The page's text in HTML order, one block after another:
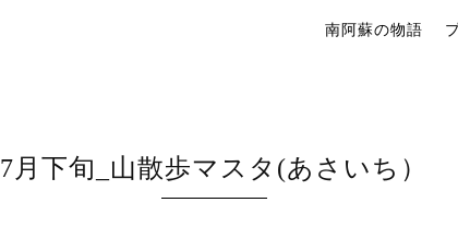
南阿蘇の物語
7月下旬_山散歩マスタ(あさいち）